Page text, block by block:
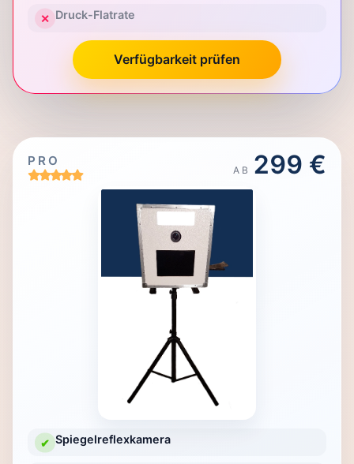
✕ Druck-Flatrate
Verfügbarkeit prüfen
PRO
AB 299 €
✔ Spiegelreflexkamera